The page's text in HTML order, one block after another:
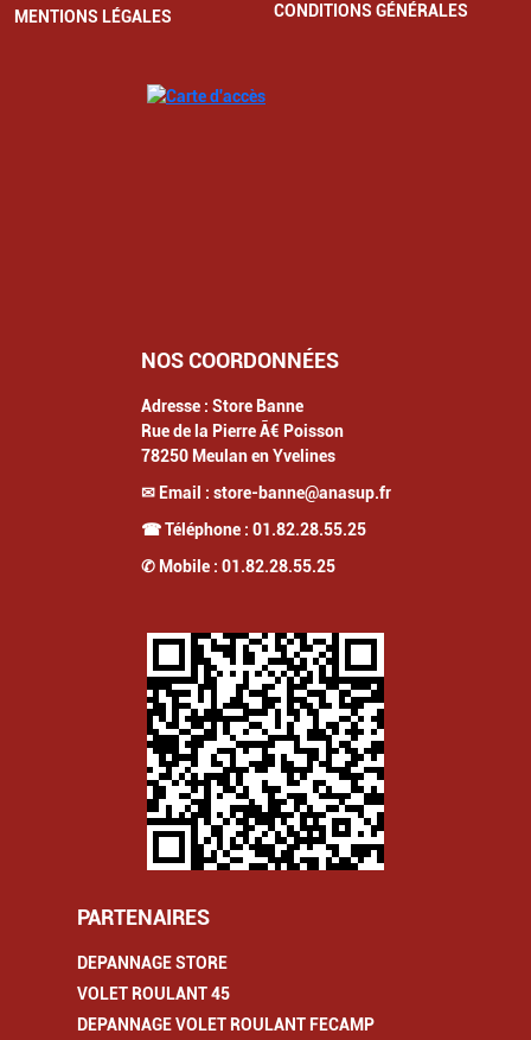
MENTIONS LÉGALES CONDITIONS GÉNÉRALES
NOS COORDONNÉES
Adresse : Store Banne
Rue de la Pierre Ã€ Poisson
78250 Meulan en Yvelines
✉ Email : store-banne@anasup.fr
☎ Téléphone : 01.82.28.55.25
✆ Mobile : 01.82.28.55.25
PARTENAIRES
DEPANNAGE STORE
VOLET ROULANT 45
DEPANNAGE VOLET ROULANT FECAMP